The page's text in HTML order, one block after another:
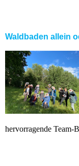
Waldbaden allein
hervorragende Team-